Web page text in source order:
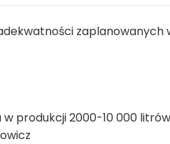
zaplanowanych
produkcji 2000-10 000